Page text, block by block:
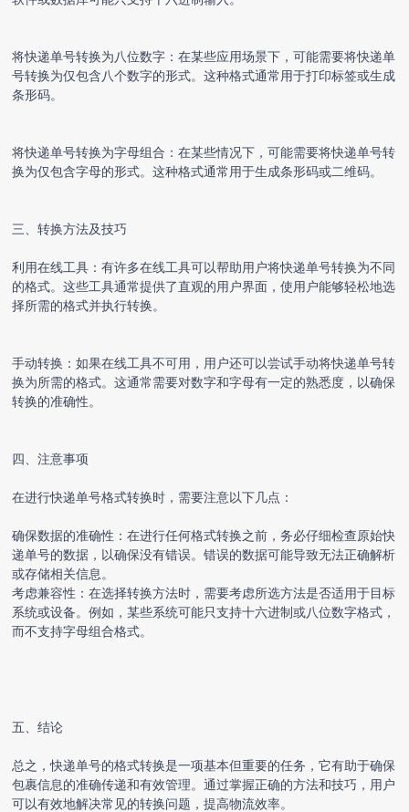
将快递单号转换为八位数字：在某些应用场景下，可能需要将快递单
号转换为仅包含八个数字的形式。这种格式通常用于打印标签或生成
条形码。
将快递单号转换为字母组合：在某些情况下，可能需要将快递单号转
换为仅包含字母的形式。这种格式通常用于生成条形码或二维码。
三、转换方法及技巧
利用在线工具：有许多在线工具可以帮助用户将快递单号转换为不同
的格式。这些工具通常提供了直观的用户界面，使用户能够轻松地选
择所需的格式并执行转换。
手动转换：如果在线工具不可用，用户还可以尝试手动将快递单号转
换为所需的格式。这通常需要对数字和字母有一定的熟悉度，以确保
转换的准确性。
四、注意事项
在进行快递单号格式转换时，需要注意以下几点：
确保数据的准确性：在进行任何格式转换之前，务必仔细检查原始快
递单号的数据，以确保没有错误。错误的数据可能导致无法正确解析
或存储相关信息。
考虑兼容性：在选择转换方法时，需要考虑所选方法是否适用于目标
系统或设备。例如，某些系统可能只支持十六进制或八位数字格式，
而不支持字母组合格式。
五、结论
总之，快递单号的格式转换是一项基本但重要的任务，它有助于确保
包裹信息的准确传递和有效管理。通过掌握正确的方法和技巧，用户
可以有效地解决常见的转换问题，提高物流效率。